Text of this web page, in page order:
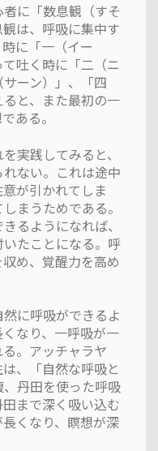
に「数息観（すそ
は、呼吸に集中す
に「一（イー
吐く時に「二（ニ
ーン）」、「四
ると、また最初の一
ある。
実践してみると、
ない。これは途中
が引かれてしま
まうためである。
るようになれば、
たことになる。呼
め、覚醒力を高め
に呼吸ができるよ
なり、一呼吸が一
。アッチャラヤ
、「自然な呼吸と
丹田を使った呼吸
まで深く吸い込む
くなり、瞑想が深